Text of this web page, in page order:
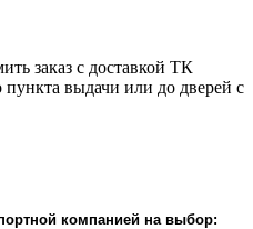
заказ с доставкой ТК
выдачи или до дверей с
компанией на выбор: